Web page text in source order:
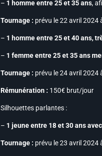
– 1 homme entre 25 et 35 ans,
Tournage : prévu le 22 avril 2024
– 1 homme entre 25 et 40 ans,
– 1 femme entre 25 et 35 ans
Tournage : prévu le 24 avril 2024
Rémunération : 150€ brut/jour
Silhouettes parlantes :
– 1 jeune entre 18 et 30 ans
Tournage : prévu le 23 avril 2024